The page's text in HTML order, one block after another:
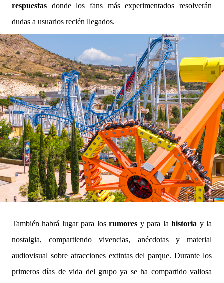
respuestas donde los fans más experimentados resolverán
dudas a usuarios recién llegados.
También habrá lugar para losrumores y para lahistoria y la
nostalgia, compartiendo vivencias, anécdotas y material
audiovisual sobre atracciones extintas del parque. Durante los
primeros días de vida del grupo ya se ha compartido valiosa